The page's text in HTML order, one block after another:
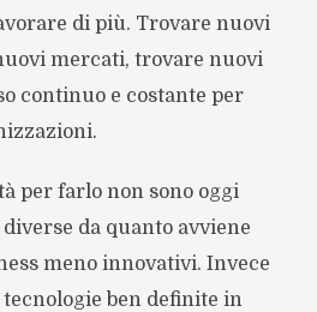
di più. Trovare nuovi
mercati, trovare nuovi
continuo e costante per
per farlo non sono oggi
da quanto avviene
meno innovativi. Invece
ben definite in